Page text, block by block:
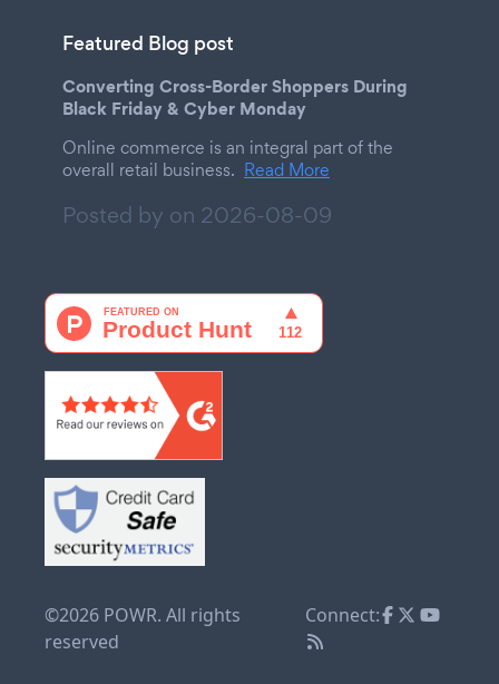
Featured Blog post
Converting Cross-Border Shoppers During
Black Friday & Cyber Monday
Online commerce is an integral part of the
overall retail business. Read More
Posted by on 2026-08-09
©2026 POWR. All rights
reserved
Connect: